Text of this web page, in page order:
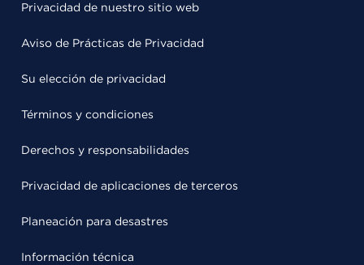
Privacidad de nuestro sitio web
Aviso de Prácticas de Privacidad
Su elección de privacidad
Términos y condiciones
Derechos y responsabilidades
Privacidad de aplicaciones de terceros
Planeación para desastres
Información técnica